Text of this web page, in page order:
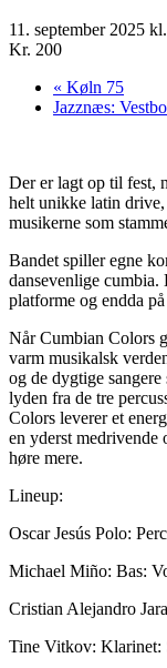
11. september 2025
Kr. 200
« Køln 75
Jazznæs:
Der er lagt op til fest,
helt unikke latin
musikerne som
Bandet spiller egne
dansevenlige
platforme og endda
Når Cumbian Colors
varm musikalsk
og de dygtige
lyden fra de tre
Colors leverer et
en yderst medrivende
høre mere.
Lineup:
Oscar Jesús Polo:
Michael Miño: Bas:
Cristian Alejandro
Tine Vitkov: Klarinet: